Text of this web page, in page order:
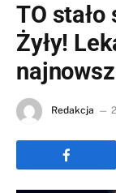
TO stało
Żyły!
Redakcja